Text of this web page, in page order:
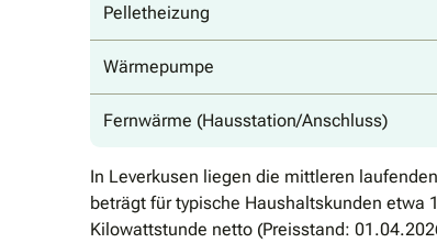
Pelletheizung
Wärmepumpe
Fernwärme (Hausstation/Anschluss)
In Leverkusen liegen die mittleren
beträgt für typische Haushaltskunden etwa
Kilowattstunde netto (Preisstand: